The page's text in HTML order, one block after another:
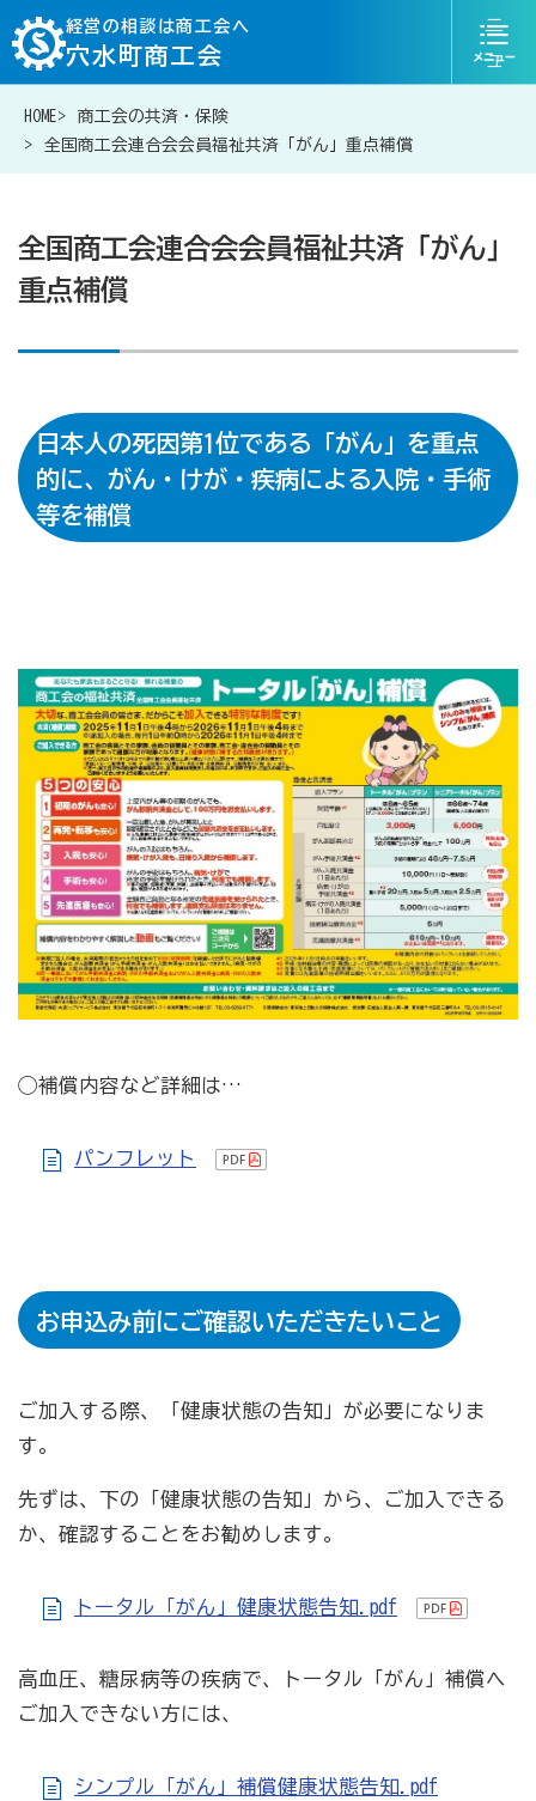
経営の相談は商工会へ
穴水町商工会
ニ
ュ
HOME
商工会の共済・保険
全国商工会連合会会員福祉共済「がん」重点補償
全国商工会連合会会員福祉共済「がん」
重点補償
日本人の死因第1位である「がん」を重点
的に、がん・けが・疾病による入院・手術
等を補償
◯補償内容など詳細は…
パンフレット
お申込み前にご確認いただきたいこと
ご加入する際、「健康状態の告知」が必要になりま
す。
先ずは、下の「健康状態の告知」から、ご加入できる
か、確認することをお勧めします。
トータル「がん」健康状態告知.pdf
高血圧、糖尿病等の疾病で、トータル「がん」補償へ
ご加入できない方には、
シンプル「がん」補償健康状態告知.pdf
お問い合わせ
経営相談は商工会に
商工会が扱う融資・金融制度
令和6年能登半島地震等災害に関する支援情報
貯蓄共済）
死亡保険金(最高6千万円)の掛捨共済・福祉共済「生
命」保障
石川県中小企業共済協同組合(傷害共済・自動車事故費
用共済）
従業員の退職金共済制度
経営者の退職金制度（小規模企業共済）
取引先の破たんによる連鎖倒産を防ぐ（中小企業倒産防
止共済）
病気やケガで働けない場合の所得を補償（休業補償制
全国商工会連合会会員福祉共済「がん」重点補償
海外での知財係争による経営リスクから皆様をお守りし
ます（海外知財訴訟費用保険制度）
険）
商工会のサービス
[商工会員限定]初期費用も月額料金も0円!「グーペ」な
メリットがいっぱい、労働保険事務